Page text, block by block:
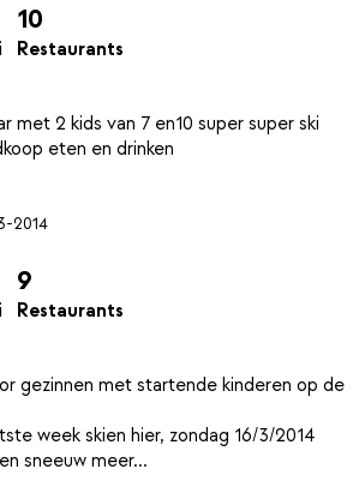
10
Restaurants
met 2 kids van 7 en10 super super ski
2014
9
Restaurants
gezinnen met startende kinderen op de
week skien hier, zondag 16/3/2014